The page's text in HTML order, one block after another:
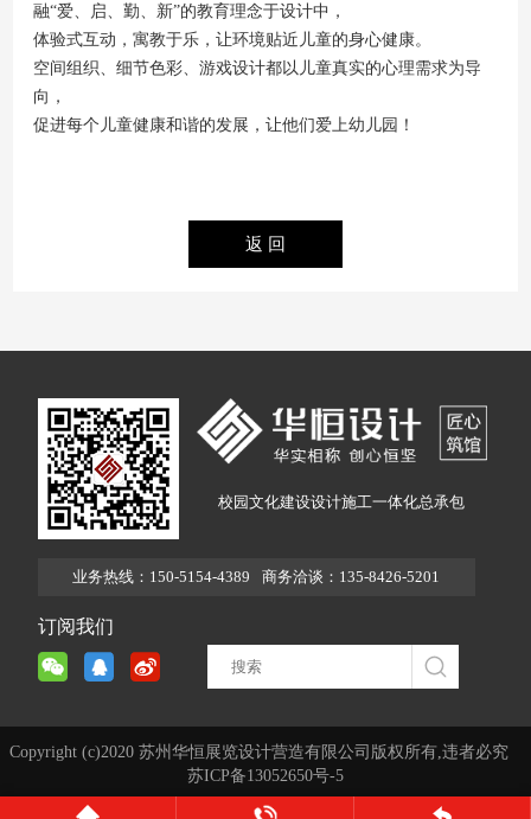
融“爱、启、勤、新”的教育理念于设计中，
体验式互动，寓教于乐，让环境贴近儿童的身心健康。
空间组织、细节色彩、游戏设计都以儿童真实的心理需求为导
向，
促进每个儿童健康和谐的发展，让他们爱上幼儿园！
校园文化建设设计施工一体化总承包
业务热线：150-5154-4389 商务洽谈：135-8426-5201
订阅我们
Copyright (c)2020 苏州华恒展览设计营造有限公司版权所有,违者必究
苏ICP备13052650号-5